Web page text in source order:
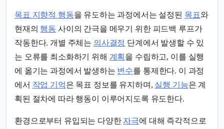
목표 지향적 행동을 유도하는 과정에서는 설정된 목표와
현재의 행동 사이의 간극을 메우기 위한 피드백 루프가
작동한다. 개별 주체는 의사결정 단계에서 발생할 수 있
는 오류를 최소화하기 위해 계획을 수립하고, 이를 실행
에 옮기는 과정에서 발생하는 변수를 통제한다. 이 과정
에서 작업 기억은 목표 정보를 유지하며, 실행 기능은 계
획된 절차에 따라 행동이 이루어지도록 유도한다.
환경으로부터 유입되는 다양한 자극에 대해 즉각적으로